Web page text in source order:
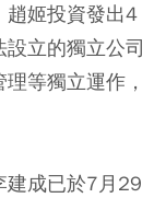
趙姬投資發出4
立的獨立公司
等獨立運作，
建成已於7月29